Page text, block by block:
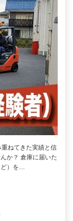
ねてきた実績と信
か？ 倉庫に届いた
ど）を…